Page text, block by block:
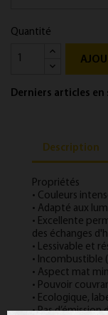
Quantité
Derniers articles en
Description
Propriétés
• Couleurs
• Adapté aux
• Excellente
des échanges
• Lessivable et
• Incombustible
• Aspect mat
• Pouvoir
• Ecologique,
• Pas